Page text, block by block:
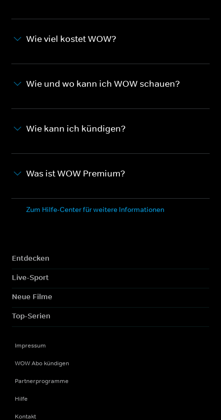
Wie viel kostet WOW?
Wie und wo kann ich WOW schauen?
Wie kann ich kündigen?
Was ist WOW Premium?
Zum Hilfe-Center für weitere Informationen
Entdecken
Live-Sport
Neue Filme
Top-Serien
Impressum
WOW Abo kündigen
Partnerprogramme
Hilfe
Kontakt